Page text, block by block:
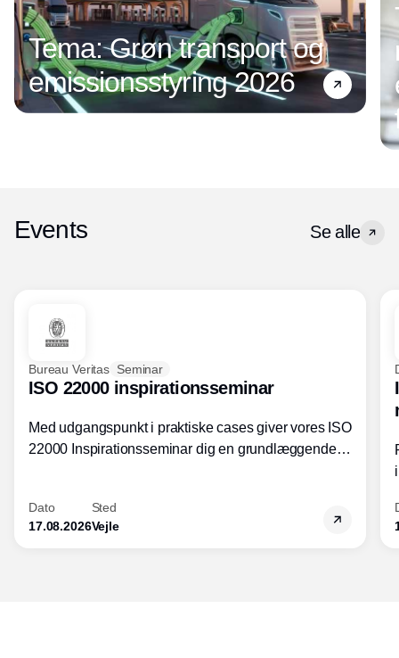
Tema: Grøn transport og
emissionsstyring 2026
Events Se alle
Bureau Veritas Seminar
ISO 22000 inspirationsseminar
Med udgangspunkt i praktiske cases giver vores ISO
22000 Inspirationsseminar dig en grundlæggende
fødevarestandardens integration med andre
standarder.
Dato
17.08.2026
Sted
Vejle